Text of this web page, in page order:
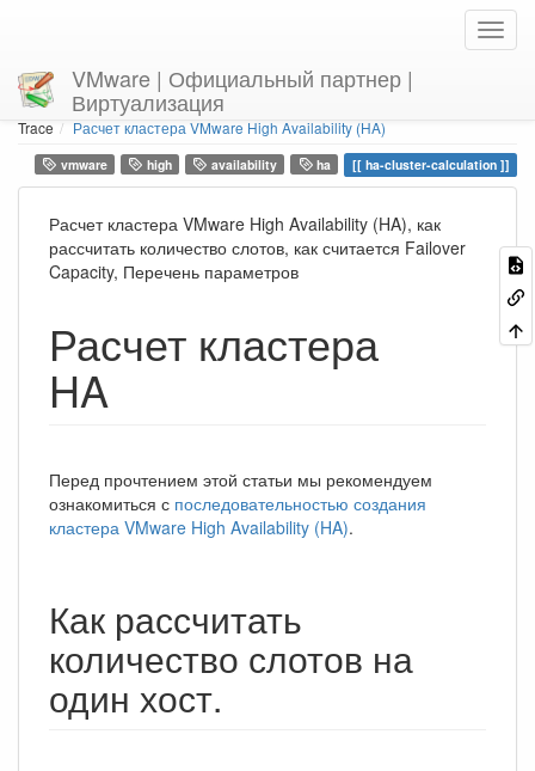
VMware | Официальный партнер |
Виртуализация
You are here
Home
Trace
Расчет кластера VMware High Availability (HA)
vmware high availability ha ha-cluster-calculation
Расчет кластера VMware High Availability (HA), как
рассчитать количество слотов, как считается Failover
Capacity, Перечень параметров
Расчет кластера
HA
Перед прочтением этой статьи мы рекомендуем
ознакомиться с последовательностью создания
кластера VMware High Availability (HA).
Как рассчитать
количество слотов на
один хост.